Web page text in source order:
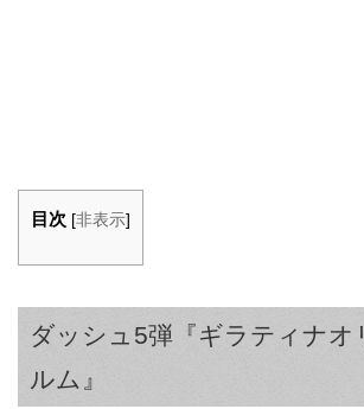
目次 [非表示]
ダッシュ5弾『ギラティナオ
ルム』